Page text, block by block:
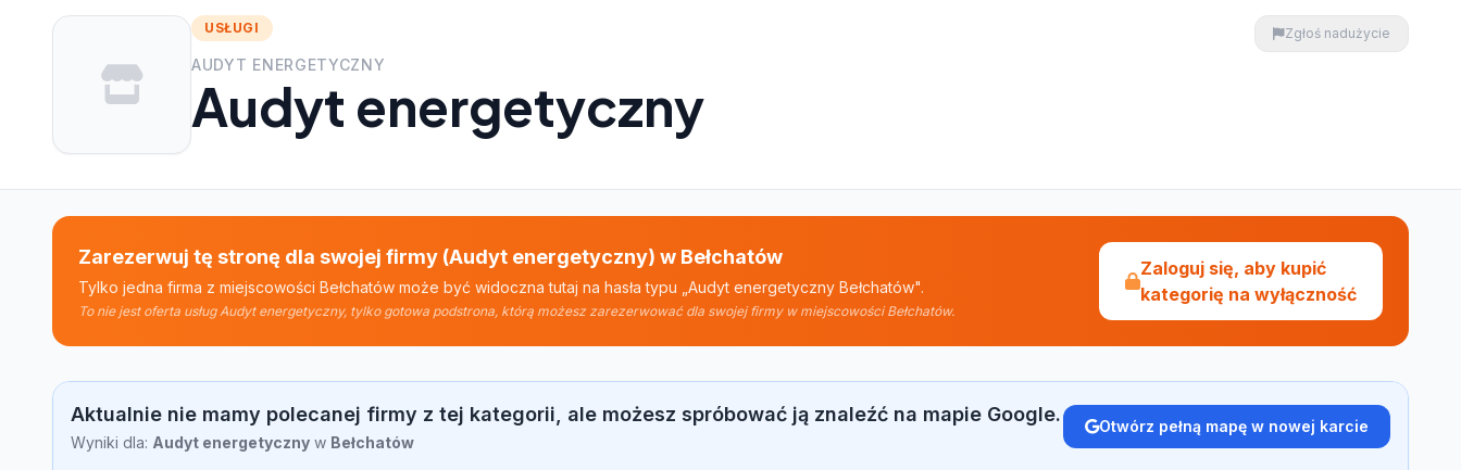
USŁUGI
AUDYT ENERGETYCZNY
Audyt energetyczny
Zgłoś nadużycie
Zarezerwuj tę stronę dla swojej firmy (Audyt energetyczny) w Bełchatów
Tylko jedna firma z miejscowości Bełchatów może być widoczna tutaj na hasła typu „Audyt energetyczny Bełchatów".
To nie jest oferta usług Audyt energetyczny, tylko gotowa podstrona, którą możesz zarezerwować dla swojej firmy w miejscowości Bełchatów.
Zaloguj się, aby kupić
kategorię na wyłączność
Aktualnie nie mamy polecanej firmy z tej kategorii, ale możesz spróbować ją znaleźć na mapie Google.
Wyniki dla: Audyt energetyczny w Bełchatów
Otwórz pełną mapę w nowej karcie